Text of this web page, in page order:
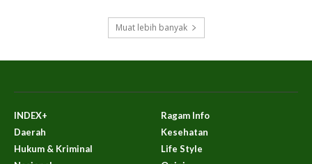
Muat lebih banyak
INDEX+
Daerah
Hukum & Kriminal
Ragam Info
Kesehatan
Life Style